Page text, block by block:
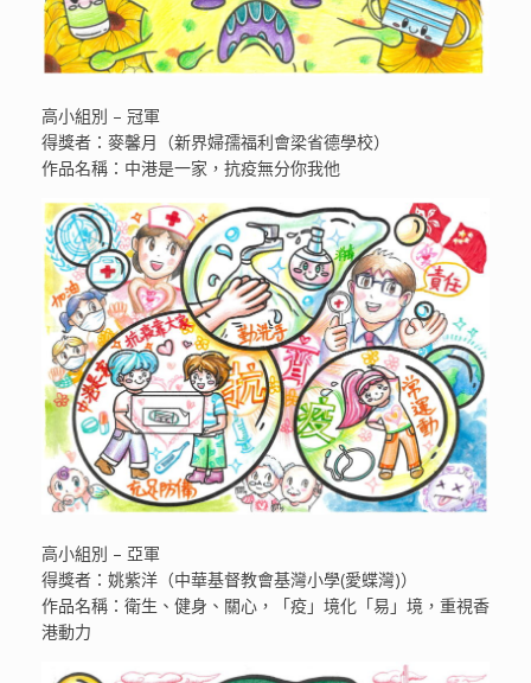
高小組別 – 冠軍
得獎者：麥馨月（新界婦孺福利會梁省德學校）
作品名稱：中港是一家，抗疫無分你我他
高小組別 – 亞軍
得獎者：姚紫洋（中華基督教會基灣小學(愛蝶灣)）
作品名稱：衛生、健身、關心，「疫」境化「易」境，重視香
港動力